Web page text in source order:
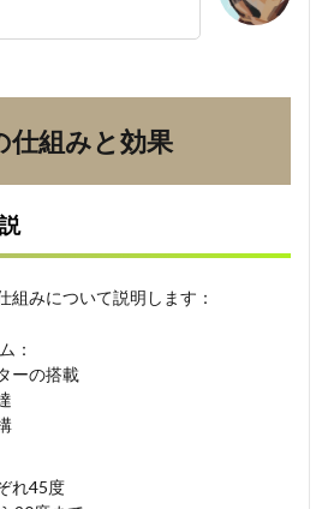
仕組みと効果
組みについて説明します：
：
ーの搭載
れ45度